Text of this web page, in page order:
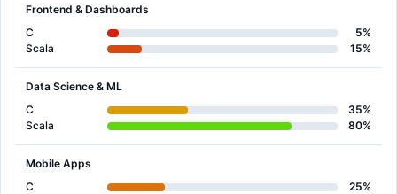
Frontend & Dashboards
C
5%
Scala
15%
Data Science & ML
C
35%
Scala
80%
Mobile Apps
C
25%